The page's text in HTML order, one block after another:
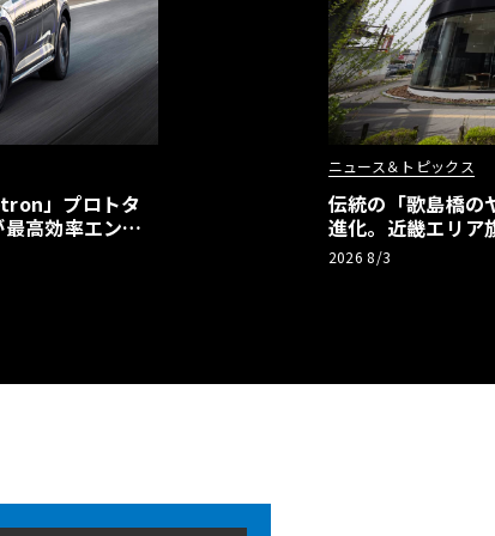
tron」プロトタ
高効率エント
ニュース＆トピックス
伝統の「歌島橋の
進化。近畿エリア
ーアル
2026 8/3